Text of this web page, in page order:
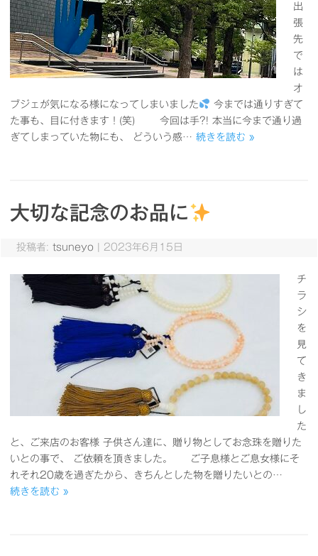
出
張
先
で
は
オ
ブジェが気になる様になってしまいました
今までは通りすぎて
た事も、目に付きます！(笑) 今回は手?! 本当に今まで通り過
ぎてしまっていた物にも、 どういう感… 続きを読む »
大切な記念のお品に
投稿者: tsuneyo 2023年6月15日
チ
ラ
シ
を
見
て
き
ま
し
た
と、ご来店のお客様 子供さん達に、贈り物としてお念珠を贈りた
いとの事で、 ご依頼を頂きました。 ご子息様とご息女様にそ
れそれ20歳を過ぎたから、きちんとした物を贈りたいとの…
続きを読む »